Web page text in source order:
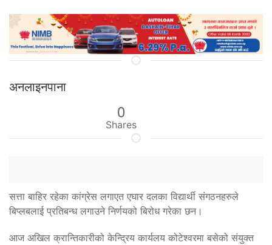
अनलाइनपाना
0
Shares
सत्ता बाहिर रहेका कांग्रेस लगाएत एघार दलका विद्यार्थी संगठनहरुले
बिप्लबलाई प्रतिबन्ध लगाउने निर्णयको बिरोध गरेका छन।
आज अखिल क्रान्तिकारीको केन्द्रिय कार्यलय कोटेश्वरमा बसेको संयुक्त